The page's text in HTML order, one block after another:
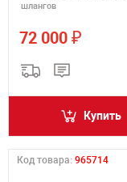
шлангов
72 000 ₽
Купить
Код товара: 965714